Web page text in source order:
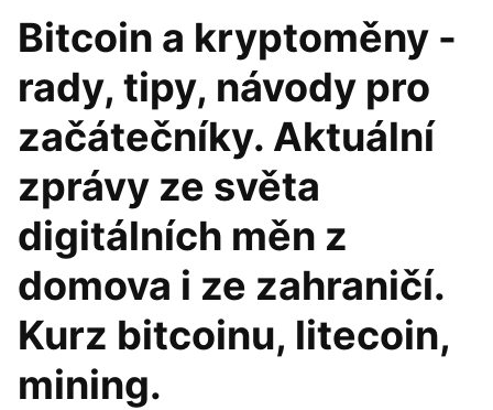
Bitcoin a kryptoměny -
rady, tipy, návody pro
začátečníky. Aktuální
zprávy ze světa
digitálních měn z
domova i ze zahraničí.
Kurz bitcoinu, litecoin,
mining.